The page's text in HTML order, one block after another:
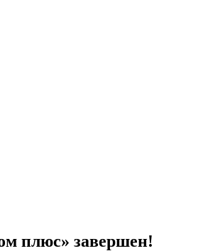
плюс» завершен!